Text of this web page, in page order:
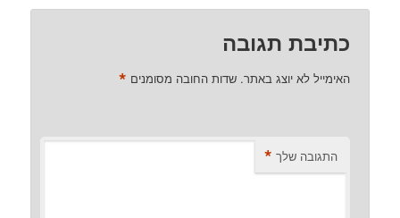
כתיבת תגובה
האימייל לא יוצג באתר. שדות החובה מסומנים *
התגובה שלך *